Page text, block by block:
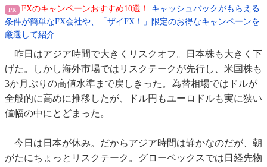
FXのキャンペーンおすすめ10選！
キャッシュバックがもらえる
条件が簡単なFX会社や、「ザイFX！」限定のお得なキャンペーンを
厳選して紹介
昨日はアジア時間で大きくリスクオフ。日本株も大きく下
げた。しかし海外市場ではリスクテークが先行し、米国株も
3か月ぶりの高値水準まで戻しきった。為替相場ではドルが
全般的に高めに推移したが、ドル円もユーロドルも実に狭い
値幅の中にとどまった。
今日は日本が休み。だからアジア時間は静かなのだが、朝
がたにちょっとリスクテーク。グローベックスでは日経先物